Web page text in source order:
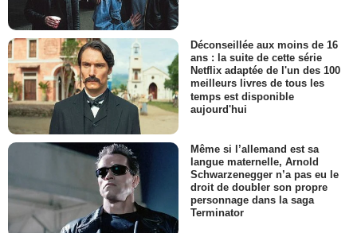
Déconseillée aux moins de 16
ans : la suite de cette série
Netflix adaptée de l'un des 100
meilleurs livres de tous les
temps est disponible
aujourd'hui
Même si l’allemand est sa
langue maternelle, Arnold
Schwarzenegger n’a pas eu le
droit de doubler son propre
personnage dans la saga
Terminator